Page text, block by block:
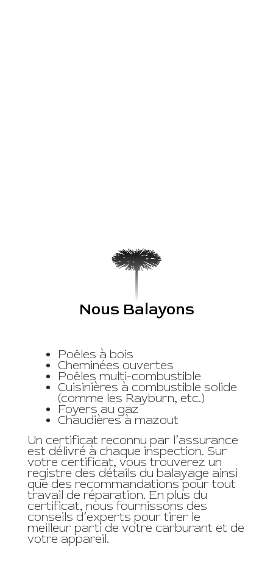
Nous Balayons
Poêles à bois
Cheminées ouvertes
Poêles multi-combustible
Cuisinières à combustible solide
(comme les Rayburn, etc.)
Foyers au gaz
Chaudières à mazout
Un certificat reconnu par l’assurance
est délivré à chaque inspection. Sur
votre certificat, vous trouverez un
registre des détails du balayage ainsi
que des recommandations pour tout
travail de réparation. En plus du
certificat, nous fournissons des
conseils d’experts pour tirer le
meilleur parti de votre carburant et de
votre appareil.